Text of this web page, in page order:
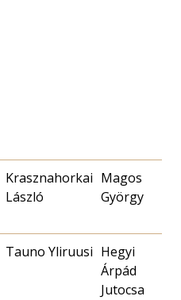
Krasznahorkai
László
Magos
György
Tauno Yliruusi Hegyi
Árpád
Jutocsa